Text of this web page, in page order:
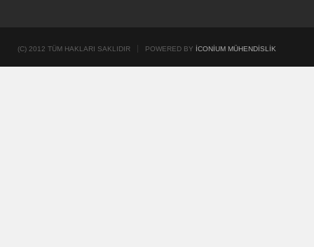
(C) 2012 TÜM HAKLARI SAKLIDIR POWERED BY İCONIUM MÜHENDISLIK